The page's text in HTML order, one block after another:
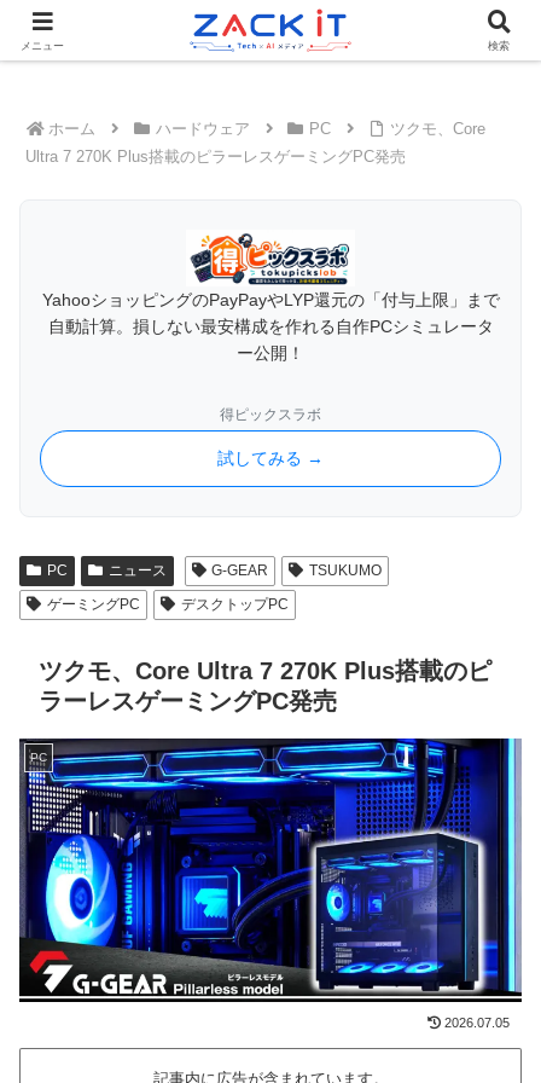
Tech×AIメディア『ZACK IT - 未来をもっと身近に』
ホーム ハードウェア PC
ツクモ、Core
Ultra 7 270K Plus搭載のピラーレスゲーミングPC発売
YahooショッピングのPayPayやLYP還元の「付与上限」まで
自動計算。損しない最安構成を作れる自作PCシミュレータ
ー公開！
得ピックスラボ
試してみる →
PC ニュース G-GEAR
TSUKUMO
ゲーミングPC
デスクトップPC
ツクモ、Core Ultra 7 270K Plus搭載のピ
ラーレスゲーミングPC発売
PC
2026.07.05
記事内に広告が含まれています。
メニュー 検索